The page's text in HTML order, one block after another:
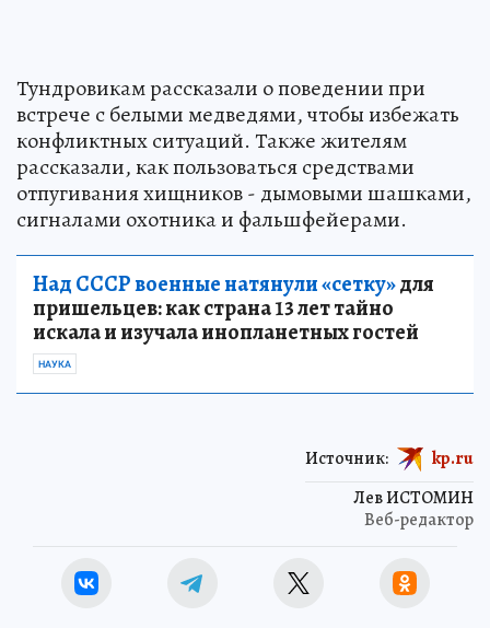
Тундровикам рассказали о поведении при
встрече с белыми медведями, чтобы избежать
конфликтных ситуаций. Также жителям
рассказали, как пользоваться средствами
отпугивания хищников - дымовыми шашками,
сигналами охотника и фальшфейерами.
Над СССР военные натянули «сетку»для
пришельцев: как страна 13 лет тайно
искала и изучала инопланетных гостей
НАУКА
Лев ИСТОМИН
Веб-редактор
Источник: kp.ru